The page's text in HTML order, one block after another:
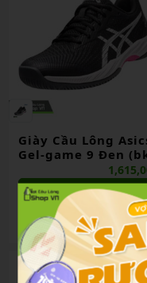
Giày Cầu Lông
Gel-game 9 Đen
Liên hệ
So sánh